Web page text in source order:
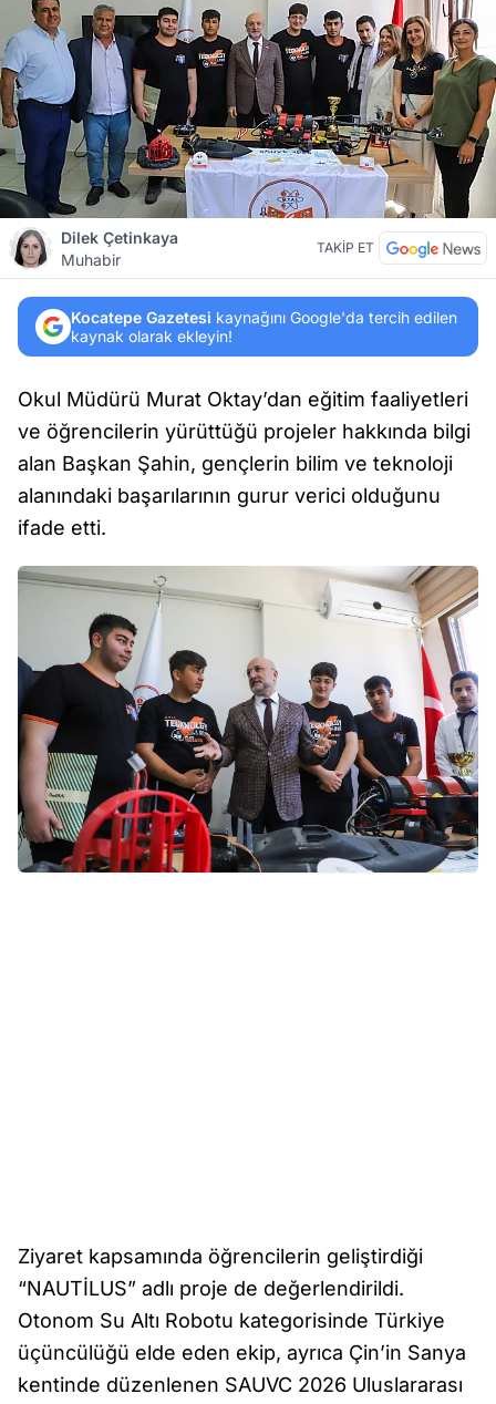
Dilek Çetinkaya
Muhabir
TAKİP ET
Kocatepe Gazetesi kaynağını Google'da tercih edilen
kaynak olarak ekleyin!
Okul Müdürü Murat Oktay’dan eğitim faaliyetleri
ve öğrencilerin yürüttüğü projeler hakkında bilgi
alan Başkan Şahin, gençlerin bilim ve teknoloji
alanındaki başarılarının gurur verici olduğunu
ifade etti.
Ziyaret kapsamında öğrencilerin geliştirdiği
“NAUTİLUS” adlı proje de değerlendirildi.
Otonom Su Altı Robotu kategorisinde Türkiye
üçüncülüğü elde eden ekip, ayrıca Çin’in Sanya
kentinde düzenlenen SAUVC 2026 Uluslararası